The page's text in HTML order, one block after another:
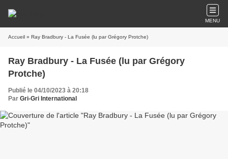
MENU
Accueil » Ray Bradbury - La Fusée (lu par Grégory Protche)
Ray Bradbury - La Fusée (lu par Grégory
Protche)
Publié le 04/10/2023 à 20:18
Par Gri-Gri International